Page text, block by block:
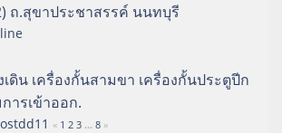
ถ.สุขาประชาสรรค์ นนทบุรี
เดิน เครื่องกั้นสามขา เครื่องกั้นประตูปีก
ารเข้าออก.
« 1 2 3 ... 8 »